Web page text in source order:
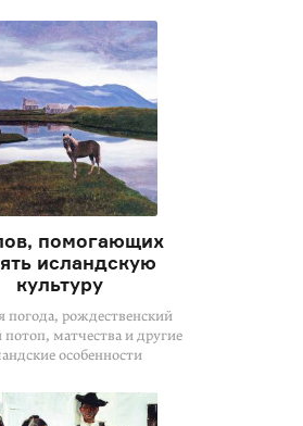
помогающих
исландскую
культуру
погода, рождественский
матчества и другие
особенности